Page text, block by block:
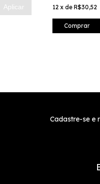
Aplicar
12 x de R$30,52
Comprar
Cadastre-se e